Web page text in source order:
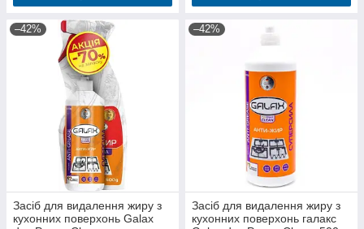
–42%
Засіб для видалення жиру з
кухонних поверхонь Galax
–42%
Засіб для видалення жиру з
кухонних поверхонь галакс